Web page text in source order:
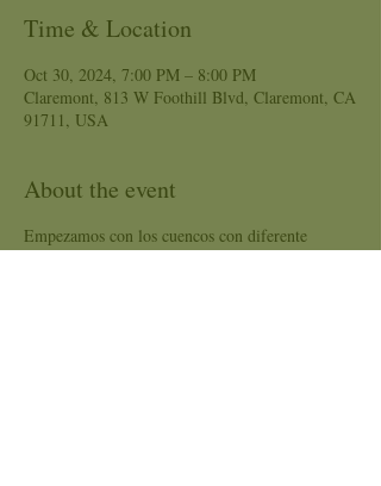
Time & Location
Oct 30, 2024, 7:00 PM – 8:00 PM
Claremont, 813 W Foothill Blvd, Claremont, CA
91711, USA
About the event
Empezamos con los cuencos con diferente
alquimia a una frecuencia, de total sanacion. Los